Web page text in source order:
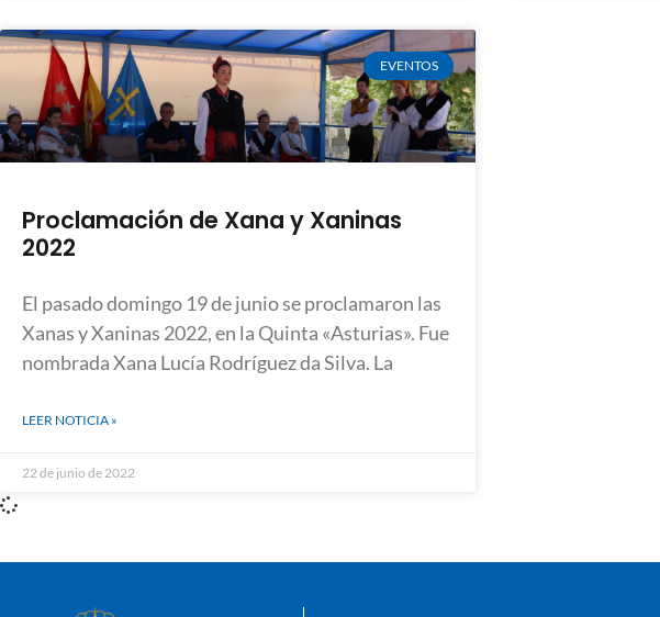
EVENTOS
Proclamación de Xana y Xaninas
2022
El pasado domingo 19 de junio se proclamaron las
Xanas y Xaninas 2022, en la Quinta «Asturias». Fue
nombrada Xana Lucía Rodríguez da Silva. La
LEER NOTICIA »
22 de junio de 2022